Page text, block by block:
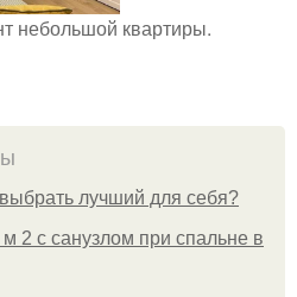
небольшой квартиры.
лучший для себя?
2 с санузлом при спальне в